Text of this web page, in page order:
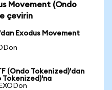
Movement (Ondo
çevirin
Exodus Movement
(Ondo Tokenized)'dan
Tokenized)'na